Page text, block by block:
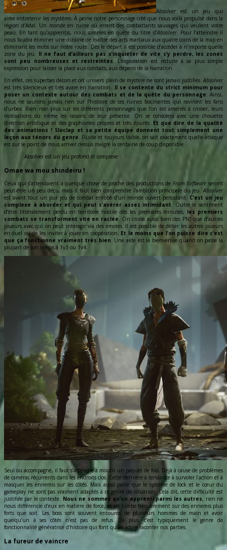
Absolver est un jeu qui
aime entretenir les mystères. À peine notre personnage créé que nous voilà propulsé dans la
région d’Adal. Un monde en ruine où errent des combattants sauvages qui veulent votre
peau. En tant qu’apprentis, nous sommes en quête du titre d’Absolver. Pour l’atteindre il
nous faudra éliminer une dizaine de maître des arts martiaux aux quatre coins de la map en
éliminant les mobs sur notre route. Dès le départ il est possible d’accéder à n’importe quelle
zone du jeu. Il ne faut d’ailleurs pas s’inquiéter de vite s’y perdre, les zones
sont peu nombreuses et restreintes. L’exploration est réduite à sa plus simple
expression pour laisser la place aux combats, aux dépens de la narration.
En effet, ces superbes décors et cet univers plein de mystère ne sont jamais justifiés.Absolver
est très silencieux et très avare en narration. Il se contente du strict minimum pour
poser un contexte autour des combats et de la quête du personnage. Ainsi,
nous ne saurons jamais rien sur l’histoire de ces ruines fascinantes qui raviront les fans
d’urbex. Rien non plus sur les différents personnages que l’on est amenés à croiser, leurs
motivations où même les raisons de leur présence. On se consolera avec une chouette
direction artistique et des graphismes propres et très épurés. Et que dire de la qualité
des animations ! Sloclap et sa petite équipe donnent tout simplement une
leçon aux ténors du genre. Fluide et toujours lisible, on sait exactement quelle attaque
est sur le point de nous arriver dessus malgré la centaine de coup disponible.
Absolver est un jeu profond et complexe
Omae wa mou shindeiru !
Ceux qui s’attendaient à quelque chose de proche des productions de From Software seront
peut-être un peu déçu, mais il faut bien comprendre l’ambition principale du jeu.Absolver
est avant tout un pur jeu de combat enrobé d’un monde ouvert persistant. C’est un jeu
complexe à aborder et qui peut s’avérer assez intimidant. Outre le sentiment
d’être littéralement perdu en territoire hostile dès les premières minutes, les premiers
combats se transforment vite en raclée. On croise aussi bien des PNJ que d’autres
joueurs avec qui on peut interagir via des emotes. Il est possible de défier les autres joueurs
en duel ou de les inviter à jouer en coopération. Et le moins que l’on puisse dire c’est
que ça fonctionne vraiment très bien. Une aide est la bienvenue quand on passe la
plupart de son temps à 1v3 ou 1v4.
Seul ou accompagné, il faut s’attendre à mourir un paquet de fois. Déjà à cause de problèmes
de caméras récurrents dans les endroits clos. Cette dernière à tendance à survoler l’action et à
masquer les ennemis sur les côtés. Mais aussi parce que le système de lock et le cœur du
gameplay ne sont pas vraiment adaptés à ce genre de situation. Cela dit, cette difficulté est
justifiée par le contexte. Nous ne sommes qu’un apprenti parmi les autres, rien ne
nous différencie d’eux en matière de force, et on tombe fréquemment sur des ennemis plus
forts que soit. Les boss sont souvent entourés de plusieurs hommes de main et avoir
quelqu’un à ses côtés n’est pas de refus. De plus, c’est typiquement le genre de
fonctionnalité génératrice d’histoire qui font qu’on adore raconter nos parties.
La fureur de vaincre